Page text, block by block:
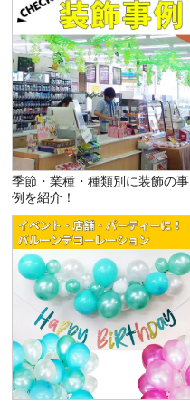
季節・業種・種類別に装飾の事
例を紹介！